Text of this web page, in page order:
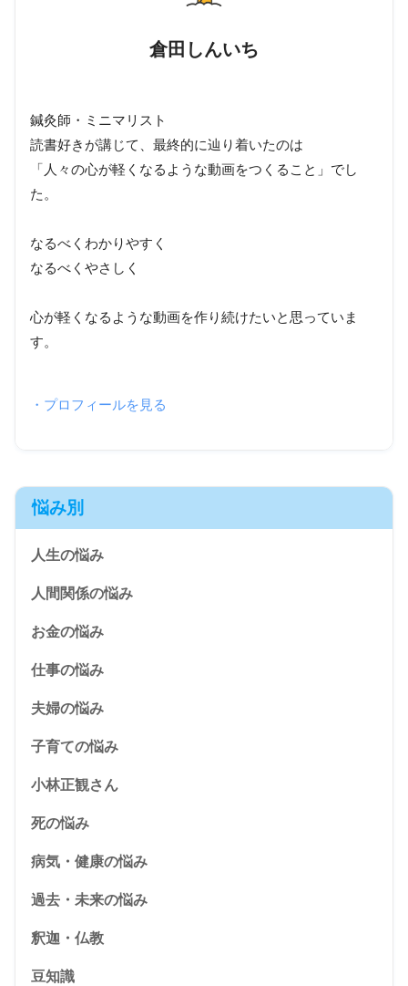
倉田しんいち
鍼灸師・ミニマリスト
読書好きが講じて、最終的に辿り着いたのは
「人々の心が軽くなるような動画をつくること」でし
た。
なるべくわかりやすく
なるべくやさしく
心が軽くなるような動画を作り続けたいと思っていま
す。
・プロフィールを見る
悩み別
人生の悩み
人間関係の悩み
お金の悩み
仕事の悩み
夫婦の悩み
子育ての悩み
小林正観さん
死の悩み
病気・健康の悩み
過去・未来の悩み
釈迦・仏教
豆知識